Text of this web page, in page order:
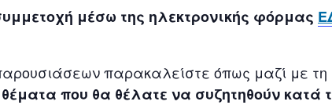
μέσω της ηλεκτρονικής φόρμας
παρακαλείστε όπως μαζί με
που θα θέλατε να συζητηθούν κατά